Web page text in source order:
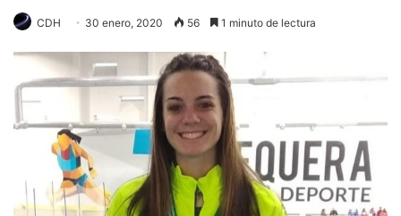
CDH 30 enero, 2020 56 1 minuto de lectura